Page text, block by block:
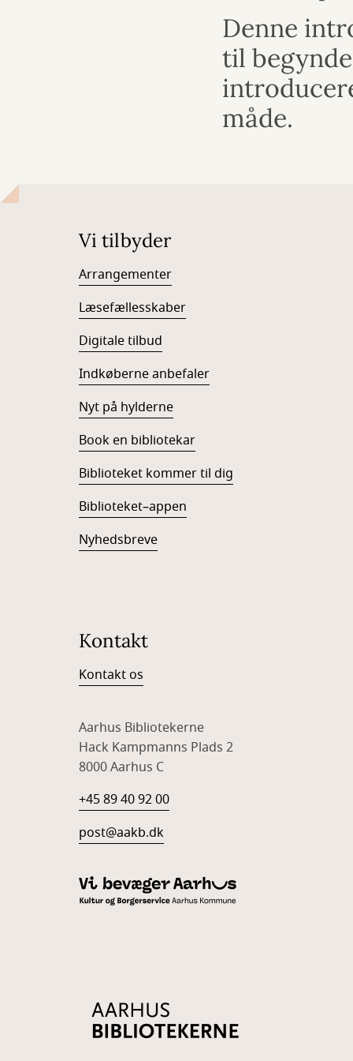
Denne
til
måde.
Vi tilbyder
Arrangementer
Læsefællesskaber
Digitale tilbud
Indkøberne anbefaler
Nyt på hylderne
Book en bibliotekar
Biblioteket kommer til dig
Biblioteket–appen
Nyhedsbreve
Kontakt
Kontakt os
Aarhus Bibliotekerne
Hack Kampmanns Plads 2
8000 Aarhus C
+45 89 40 92 00
post@aakb.dk